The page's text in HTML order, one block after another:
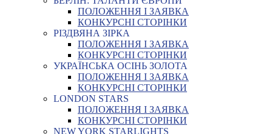
ПОЛОЖЕННЯ І ЗАЯВКА
КОНКУРСНІ СТОРІНКИ
РІЗДВЯНА ЗІРКА
ПОЛОЖЕННЯ І ЗАЯВКА
КОНКУРСНІ СТОРІНКИ
УКРАЇНСЬКА ОСІНЬ ЗОЛОТА
ПОЛОЖЕННЯ І ЗАЯВКА
КОНКУРСНІ СТОРІНКИ
LONDON STARS
ПОЛОЖЕННЯ І ЗАЯВКА
КОНКУРСНІ СТОРІНКИ
NEW YORK STARLIGHTS